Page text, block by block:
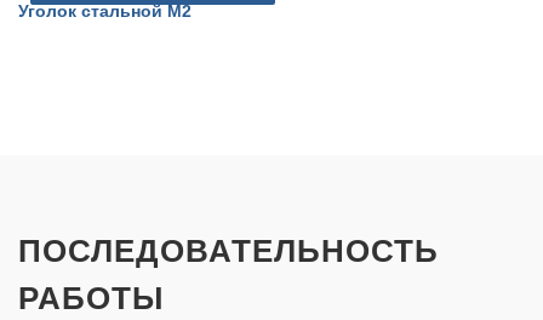
Уголок стальной M2
ПОСЛЕДОВАТЕЛЬНОСТЬ
РАБОТЫ